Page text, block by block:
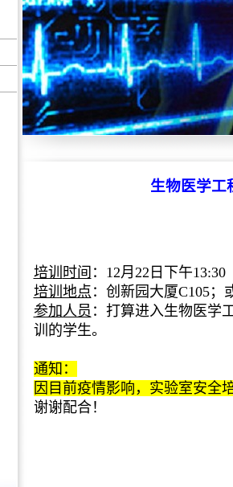
生物医学工
培训 时间 ： 12月 22 日下午13:30
培训地点 ：创新园大厦C105；
参加人员 ：打算进入生物医学
训的学生。
通知：
因目前疫情影响，实验室安全
谢谢配合！